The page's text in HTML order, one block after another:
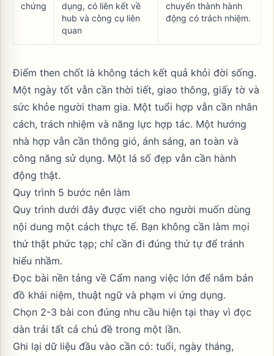
chứng
dụng, có liên kết về
hub và công cụ liên
quan
chuyển thành hành
động có trách nhiệm.
Điểm then chốt là không tách kết quả khỏi đời sống.
Một ngày tốt vẫn cần thời tiết, giao thông, giấy tờ và
sức khỏe người tham gia. Một tuổi hợp vẫn cần nhân
cách, trách nhiệm và năng lực hợp tác. Một hướng
nhà hợp vẫn cần thông gió, ánh sáng, an toàn và
công năng sử dụng. Một lá số đẹp vẫn cần hành
động thật.
Quy trình 5 bước nên làm
Quy trình dưới đây được viết cho người muốn dùng
nội dung một cách thực tế. Bạn không cần làm mọi
thứ thật phức tạp; chỉ cần đi đúng thứ tự để tránh
hiểu nhầm.
Đọc bài nền tảng về Cẩm nang việc lớn để nắm bản
đồ khái niệm, thuật ngữ và phạm vi ứng dụng.
Chọn 2-3 bài con đúng nhu cầu hiện tại thay vì đọc
dàn trải tất cả chủ đề trong một lần.
Ghi lại dữ liệu đầu vào cần có: tuổi, ngày tháng,